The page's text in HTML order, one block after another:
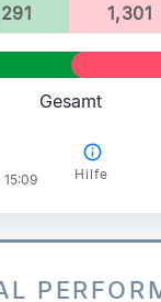
1,301
Gesamt
Hilfe